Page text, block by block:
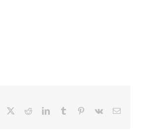
Facebook RedditLinkedInTumblr Pinterest
Vk Email: